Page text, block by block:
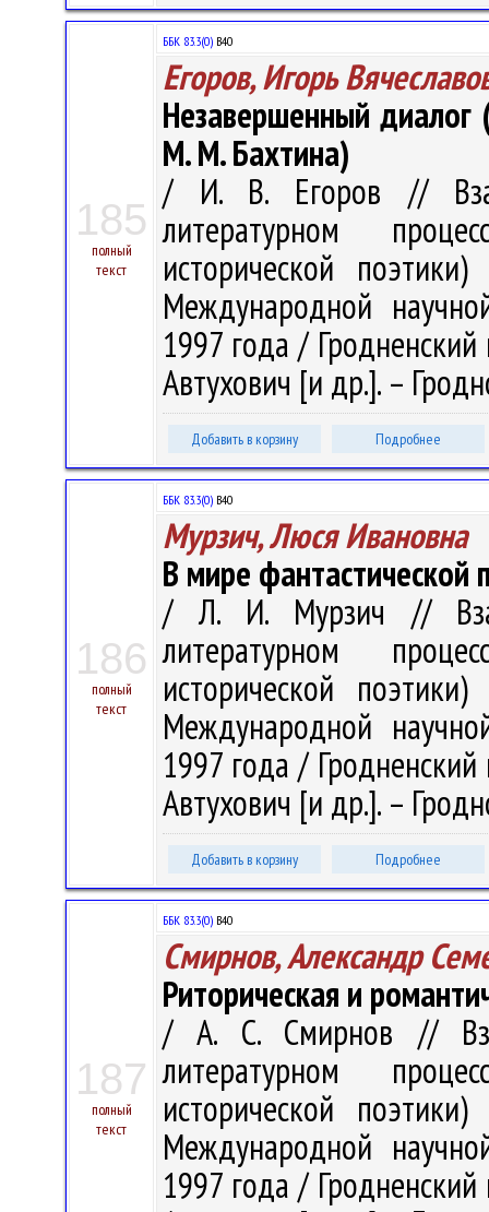
185
полный
текст
ББК 83.3(0) В40
Егоров, Игорь
Незавершенный диалог
М. М. Бахтина)
/ И. В. Егоров //
литературном
исторической
Международной
1997 года /
Автухович [и др.]. –
Добавить в корзину Подробнее
186
полный
текст
ББК 83.3(0) В40
Мурзич, Люся Ивановна
В мире фантастической
/ Л. И. Мурзич //
литературном
исторической
Международной
1997 года /
Автухович [и др.]. –
Добавить в корзину Подробнее
187
полный
текст
ББК 83.3(0) В40
Смирнов, Александр
Риторическая и
/ А. С. Смирнов //
литературном
исторической
Международной
1997 года /